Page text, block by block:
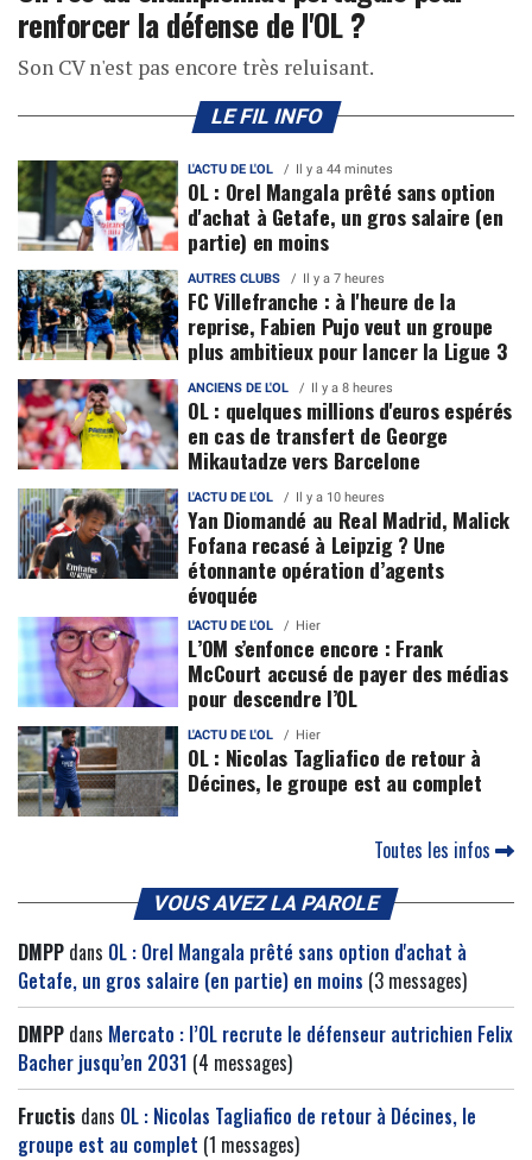
renforcer la défense de l'OL ?
Son CV n'est pas encore très reluisant.
LE FIL INFO
L'ACTU DE L'OL Il y a 44 minutes
OL : Orel Mangala prêté sans option
d'achat à Getafe, un gros salaire (en
partie) en moins
AUTRES CLUBS Il y a 7 heures
FC Villefranche : à l'heure de la
reprise, Fabien Pujo veut un groupe
plus ambitieux pour lancer la Ligue 3
ANCIENS DE L'OL Il y a 8 heures
OL : quelques millions d'euros espérés
en cas de transfert de George
Mikautadze vers Barcelone
L'ACTU DE L'OL Il y a 10 heures
Yan Diomandé au Real Madrid, Malick
Fofana recasé à Leipzig ? Une
étonnante opération d’agents
évoquée
L'ACTU DE L'OL Hier
L’OM s’enfonce encore : Frank
McCourt accusé de payer des médias
pour descendre l’OL
L'ACTU DE L'OL Hier
OL : Nicolas Tagliafico de retour à
Décines, le groupe est au complet
Toutes les infos
VOUS AVEZ LA PAROLE
DMPP dans OL : Orel Mangala prêté sans option d'achat à
Getafe, un gros salaire (en partie) en moins (3 messages)
DMPP dans Mercato : l’OL recrute le défenseur autrichien Felix
Bacher jusqu’en 2031 (4 messages)
Fructis dans OL : Nicolas Tagliafico de retour à Décines, le
groupe est au complet (1 messages)